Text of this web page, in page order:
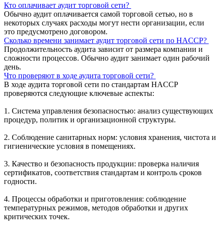
Кто оплачивает аудит торговой сети?
Обычно аудит оплачивается самой торговой сетью, но в
некоторых случаях расходы могут нести организации, если
это предусмотрено договором.
Сколько времени занимает аудит торговой сети по HACCP?
Продолжительность аудита зависит от размера компании и
сложности процессов. Обычно аудит занимает один рабочий
день.
Что проверяют в ходе аудита торговой сети?
В ходе аудита торговой сети по стандартам HACCP
проверяются следующие ключевые аспекты:
1. Система управления безопасностью: анализ существующих
процедур, политик и организационной структуры.
2. Соблюдение санитарных норм: условия хранения, чистота и
гигиенические условия в помещениях.
3. Качество и безопасность продукции: проверка наличия
сертификатов, соответствия стандартам и контроль сроков
годности.
4. Процессы обработки и приготовления: соблюдение
температурных режимов, методов обработки и других
критических точек.